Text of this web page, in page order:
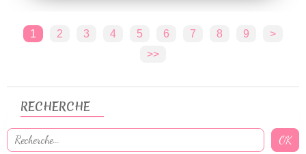
1 2 3 4 5 6 7 8 9
>
>>
RECHERCHE